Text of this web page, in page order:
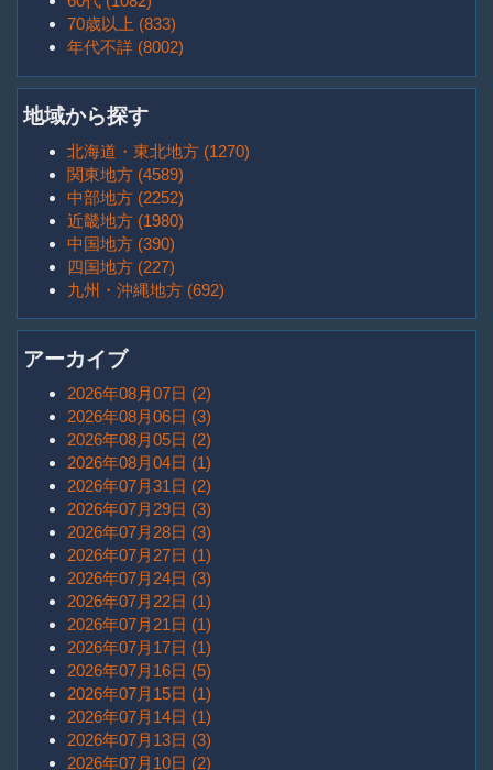
70歳以上 (833)
年代不詳 (8002)
地域から探す
北海道・東北地方 (1270)
関東地方 (4589)
中部地方 (2252)
近畿地方 (1980)
中国地方 (390)
四国地方 (227)
九州・沖縄地方 (692)
アーカイブ
2026年08月07日 (2)
2026年08月06日 (3)
2026年08月05日 (2)
2026年08月04日 (1)
2026年07月31日 (2)
2026年07月29日 (3)
2026年07月28日 (3)
2026年07月27日 (1)
2026年07月24日 (3)
2026年07月22日 (1)
2026年07月21日 (1)
2026年07月17日 (1)
2026年07月16日 (5)
2026年07月15日 (1)
2026年07月14日 (1)
2026年07月13日 (3)
2026年07月10日 (2)